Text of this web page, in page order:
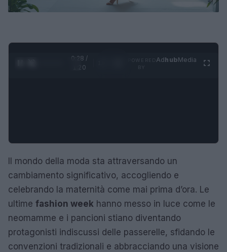
0:28 /
1:20
AdhubMedia
Il mondo della moda sta attraversando un
cambiamento significativo, accogliendo e
celebrando la maternità come mai prima d’ora. Le
ultime fashion week hanno messo in luce come le
neomamme e i pancioni stiano diventando
protagonisti indiscussi delle passerelle, sfidando le
convenzioni tradizionali e abbracciando una visione